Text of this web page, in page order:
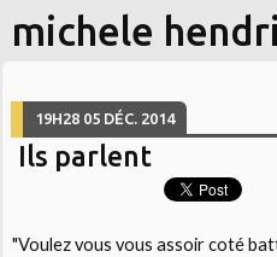
michele
19H28 05 DÉC. 2014
Ils parlent
"Voulez vous vous assoir coté